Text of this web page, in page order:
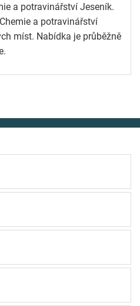
a potravinářství Jeseník.
a potravinářství
míst. Nabídka je průběžně